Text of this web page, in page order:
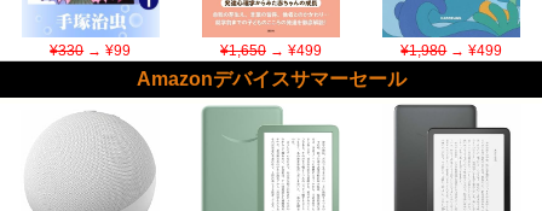
¥330→ ¥99 ¥1,650→ ¥499 ¥1,980→ ¥499
Amazonデバイスサマーセール